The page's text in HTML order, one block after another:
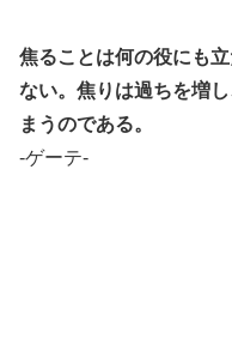
焦ることは何の役にも
ない。焦りは過ちを増
まうのである。
-ゲーテ-